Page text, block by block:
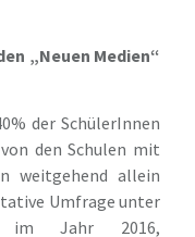
„Neuen Medien“
der SchülerInnen
den Schulen mit
weitgehend allein
Umfrage unter
im Jahr 2016,